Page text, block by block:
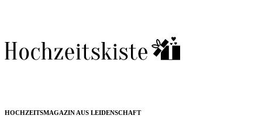
HOCHZEITSMAGAZIN AUS LEIDENSCHAFT